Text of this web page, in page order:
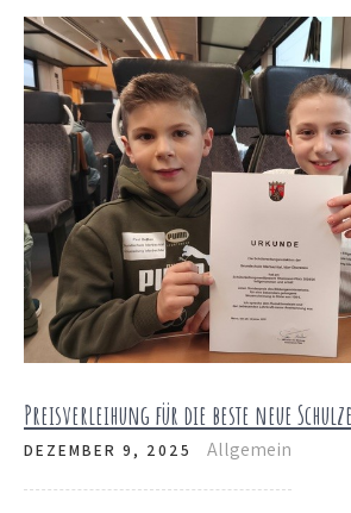
Preisverleihung für die beste neue
DEZEMBER 9, 2025 Allgemein